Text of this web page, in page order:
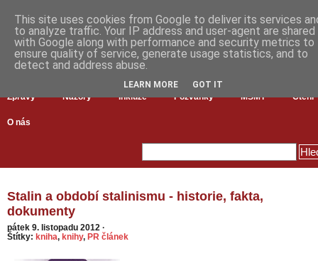
Zprávy Názory Inkluze Pozvánky MŠMT Čtení
O nás
Stalin a období stalinismu - historie, fakta,
dokumenty
pátek 9. listopadu 2012 ·
Štítky: kniha, knihy, PR článek
This site uses cookies from Google to deliver its services
to analyze traffic. Your IP address and user-agent are shared
with Google along with performance and security metrics to
ensure quality of service, generate usage statistics, and to
detect and address abuse.
LEARN MORE GOT IT